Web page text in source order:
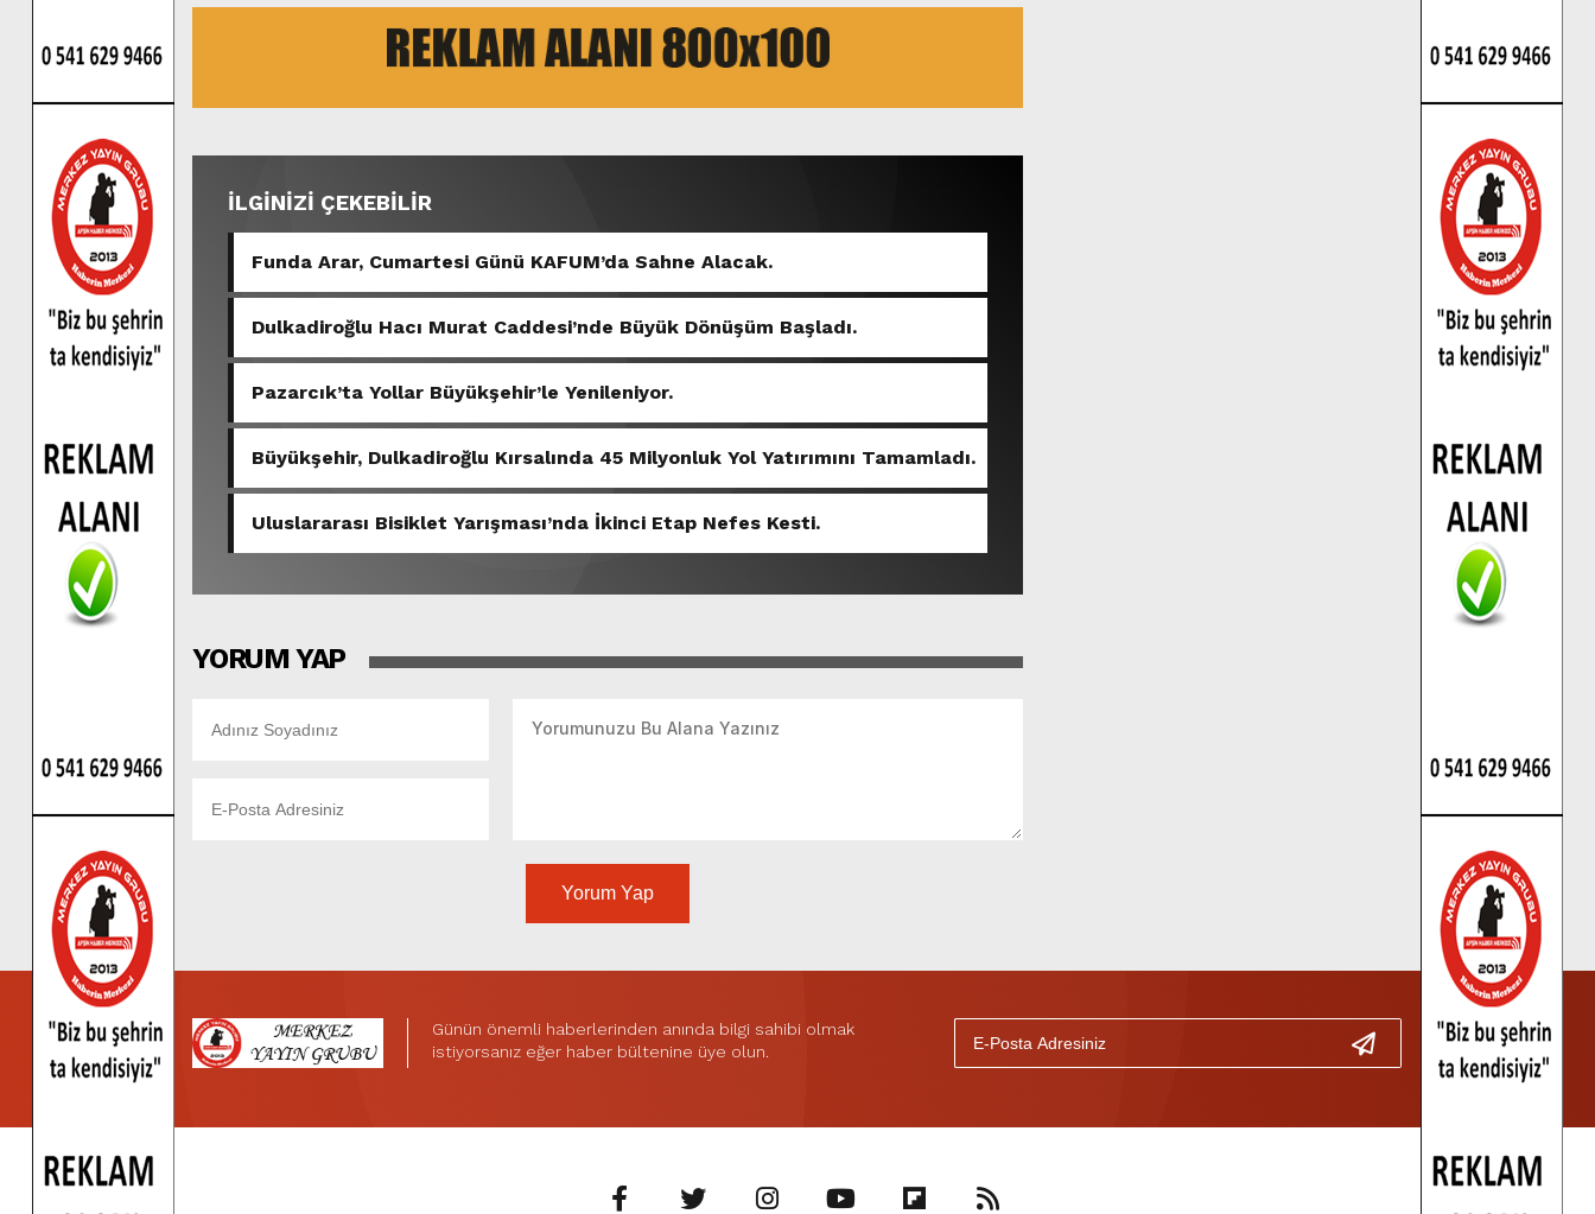
İLGİNİZİ ÇEKEBİLİR
Funda Arar, Cumartesi Günü KAFUM’da Sahne Alacak.
Dulkadiroğlu Hacı Murat Caddesi’nde Büyük Dönüşüm Başladı.
Pazarcık’ta Yollar Büyükşehir’le Yenileniyor.
Büyükşehir, Dulkadiroğlu Kırsalında 45 Milyonluk Yol Yatırımını Tamamladı.
Uluslararası Bisiklet Yarışması’nda İkinci Etap Nefes Kesti.
YORUM YAP
Yorum Yap
Günün önemli haberlerinden anında bilgi sahibi olmak
istiyorsanız eğer haber bültenine üye olun.